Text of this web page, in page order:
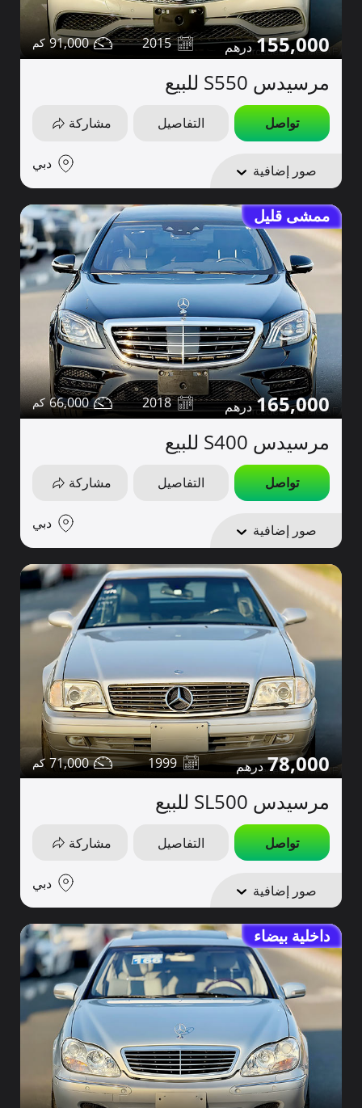
155,000
2015
91,000
مرسيدس S550 للبيع
تواصل التفاصيل مشاركة
صور إضافية دبي
ممشى قليل
165,000
2018
66,000
مرسيدس S400 للبيع
تواصل التفاصيل مشاركة
صور إضافية دبي
78,000
1999
71,000
مرسيدس SL500 للبيع
تواصل التفاصيل مشاركة
صور إضافية دبي
داخلية بيضاء